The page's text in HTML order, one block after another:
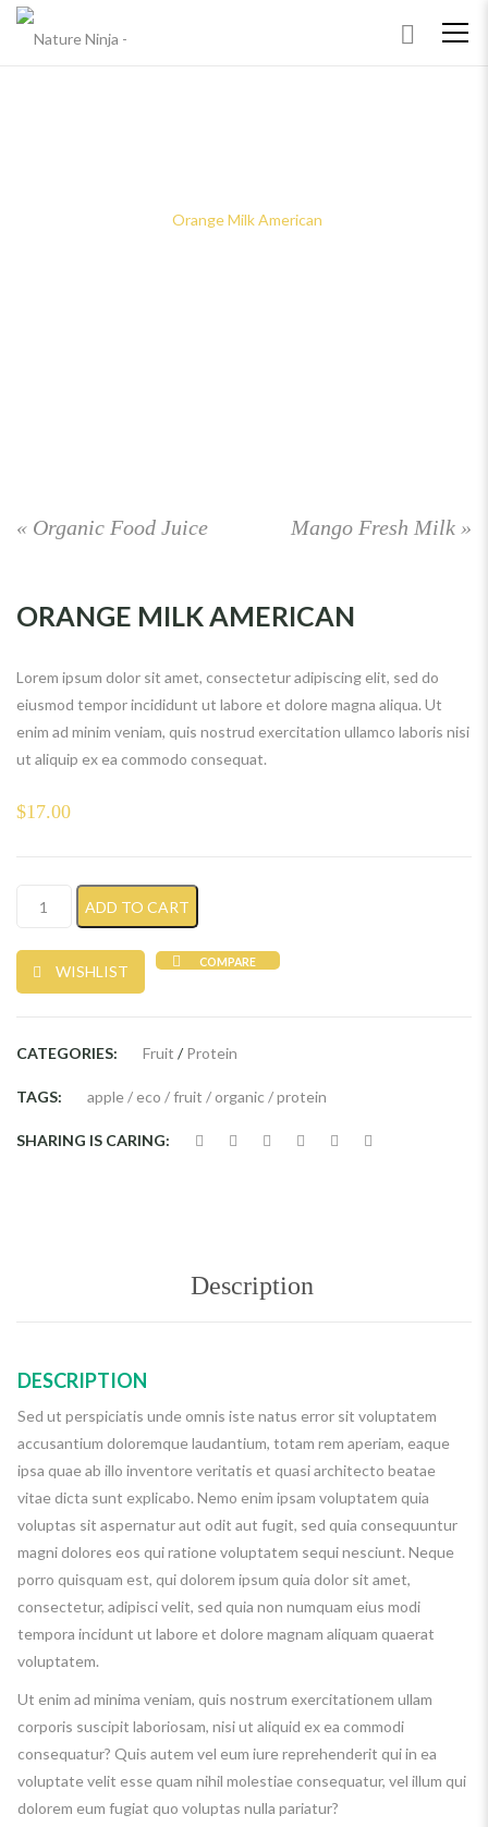
Orange Milk American
« Organic Food Juice Mango Fresh Milk »
ORANGE MILK AMERICAN
Lorem ipsum dolor sit amet, consectetur adipiscing elit, sed do
eiusmod tempor incididunt ut labore et dolore magna aliqua. Ut
enim ad minim veniam, quis nostrud exercitation ullamco laboris nisi
ut aliquip ex ea commodo consequat.
$17.00
ADD TO CART
WISHLIST COMPARE
CATEGORIES: Fruit /Protein
TAGS: apple/ eco /fruit / organic /protein
SHARING IS CARING:
Description
DESCRIPTION
Sed ut perspiciatis unde omnis iste natus error sit voluptatem
accusantium doloremque laudantium, totam rem aperiam, eaque
ipsa quae ab illo inventore veritatis et quasi architecto beatae
vitae dicta sunt explicabo. Nemo enim ipsam voluptatem quia
voluptas sit aspernatur aut odit aut fugit, sed quia consequuntur
magni dolores eos qui ratione voluptatem sequi nesciunt. Neque
porro quisquam est, qui dolorem ipsum quia dolor sit amet,
consectetur, adipisci velit, sed quia non numquam eius modi
tempora incidunt ut labore et dolore magnam aliquam quaerat
voluptatem.
Ut enim ad minima veniam, quis nostrum exercitationem ullam
corporis suscipit laboriosam, nisi ut aliquid ex ea commodi
consequatur? Quis autem vel eum iure reprehenderit qui in ea
voluptate velit esse quam nihil molestiae consequatur, vel illum qui
dolorem eum fugiat quo voluptas nulla pariatur?